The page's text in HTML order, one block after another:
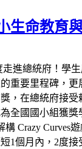
生命教育
進總統府！
重要里程碑，
，在總統府接
全國國小組獲
Crazy
1個月內，2度